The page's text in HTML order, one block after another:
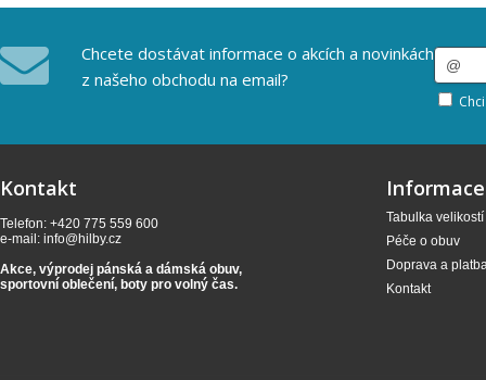
Chcete dostávat informace o akcích a novinkách
z našeho obchodu na email?
Kontakt
Telefon: +420 775 559 600
e-mail: info@hilby.cz
Akce, výprodej pánská a dámská obuv,
sportovní oblečení, boty pro volný čas.
Informace
Tabulka velikostí
Péče o obuv
Doprava a
Kontakt